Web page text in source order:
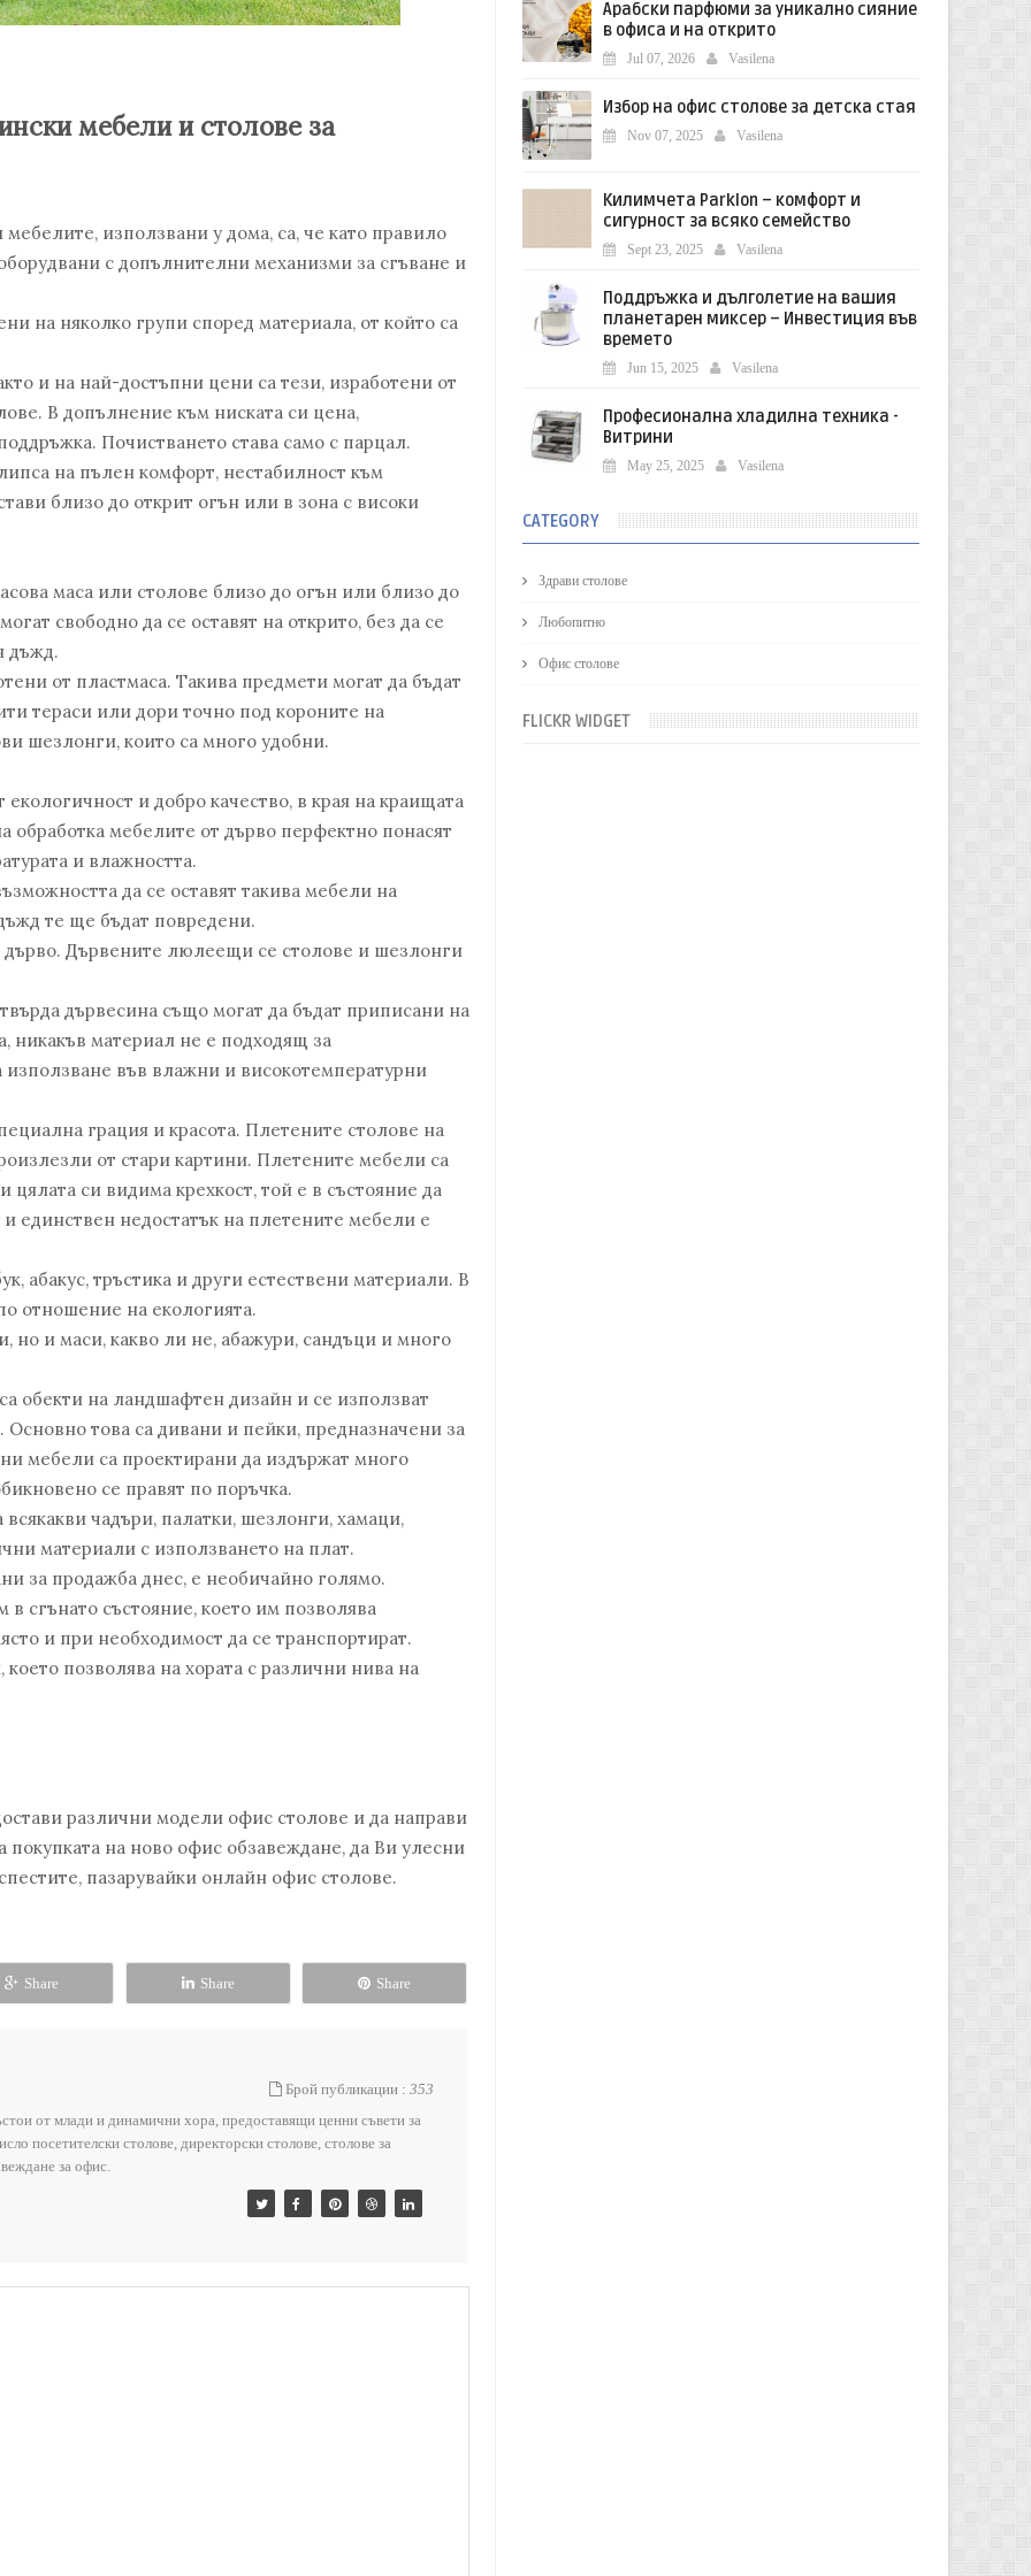
мебели и столове за
използвани у дома, са, че като правило
с допълнителни механизми за сгъване и
на няколко групи според материала, от който са
и на най-достъпни цени са тези, изработени от
В допълнение към ниската си цена,
Почистването става само с парцал.
на пълен комфорт, нестабилност към
близо до открит огън или в зона с високи
маса или столове близо до огън или близо до
свободно да се оставят на открито, без да се
дъжд.
от пластмаса. Такива предмети могат да бъдат
тераси или дори точно под короните на
шезлонги, които са много удобни.
и добро качество, в края на краищата
мебелите от дърво перфектно понасят
и влажността.
да се оставят такива мебели на
те ще бъдат повредени.
дърво. Дървените люлеещи се столове и шезлонги
дървесина също могат да бъдат приписани на
никакъв материал не е подходящ за
във влажни и високотемпературни
грация и красота. Плетените столове на
от стари картини. Плетените мебели са
си видима крехкост, той е в състояние да
единствен недостатък на плетените мебели е
абакус, тръстика и други естествени материали. В
отношение на екологията.
но и маси, какво ли не, абажури, сандъци и много
обекти на ландшафтен дизайн и се използват
това са дивани и пейки, предназначени за
мебели са проектирани да издържат много
се правят по поръчка.
чадъри, палатки, шезлонги, хамаци,
материали с използването на плат.
за продажба днес, е необичайно голямо.
сгънато състояние, което им позволява
и при необходимост да се транспортират.
позволява на хората с различни нива на
различни модели офис столове и да направи
покупката на ново офис обзавеждане, да Ви улесни
пазарувайки онлайн офис столове.
Share Share Share
Брой публикации :353
от млади и динамични хора, предоставящи ценни съвети за
посетителски столове, директорски столове, столове за
за офис.
Арабски парфюми за уникално сияние
в офиса и на открито
Jul 07, 2026 Vasilena
Избор на офис столове за детска стая
Nov 07, 2025 Vasilena
Килимчета Parklon – комфорт и
сигурност за всяко семейство
Sept 23, 2025 Vasilena
Поддръжка и дълголетие на вашия
планетарен миксер – Инвестиция във
времето
Jun 15, 2025 Vasilena
Професионална хладилна техника -
Витрини
May 25, 2025 Vasilena
CATEGORY
Здрави столове
Любопитно
Офис столове
FLICKR WIDGET